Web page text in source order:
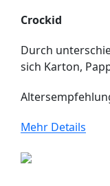
Crockid
Durch
sich Karton,
Mehr Details